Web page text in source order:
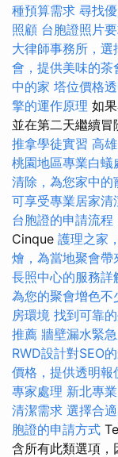
種預算需求 尋找
照顧 台胞證照片
大律師事務所，
會，提供美味的茶
中的家 塔位價格
擎的運作原理 如
並在第二天繼續冒
推拿學徒實習 高
桃園地區專業白蟻
清除，為您家中
可享受專業居家清
台胞證的申請流程
Cinque 護理之家
燴，為當地聚會帶
長照中心的服務詳
為您的聚會增色不
房環境 找到可靠
推薦 牆壁漏水緊
RWD設計對SEO
價格，提供透明報
專家處理 新北專
清潔需求 選擇合
胞證的申請方式
含所有此類選項